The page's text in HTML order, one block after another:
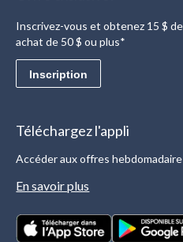
Inscrivez-vous et obtenez 15 $
achat de 50 $ ou plus*
Inscription
Téléchargez l'appli
Accéder aux offres
En savoir plus